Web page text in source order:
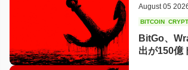
August 05
BITCOIN
BitGo、
出が150億